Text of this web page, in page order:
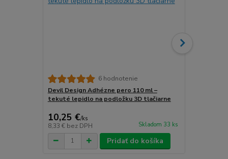
6 hodnotenie
Devil Design Adhézne pero 110 ml –
tekuté lepidlo na podložku 3D tlačiarne
10,25 €/ks
8,33 € bez DPH Skladom 33 ks
Pridať do košíka